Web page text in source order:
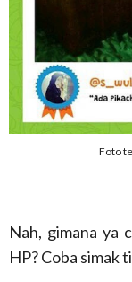
Foto
Nah, gimana ya
HP? Coba simak